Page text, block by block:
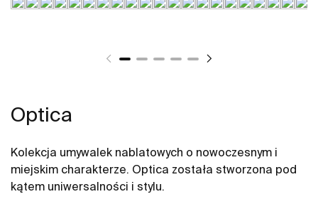
Optica
Kolekcja umywalek nablatowych o nowoczesnym i
miejskim charakterze. Optica została stworzona pod
kątem uniwersalności i stylu.